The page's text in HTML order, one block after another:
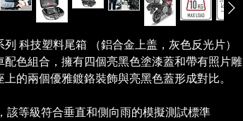
列 科技塑料尾箱 （鋁合金上盖，灰色反光片）
配色組合，擁有四個亮黑色塗漆蓋和帶有照片雕
的兩個優雅鍍鉻裝飾與亮黑色蓋形成對比。
該等級符合垂直和側向雨的模擬測試標準